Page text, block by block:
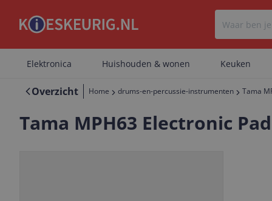
Elektronica Huishouden & wonen Keuken
Overzicht Home drums-en-percussie-instrumenten Tama
Tama MPH63 Electronic